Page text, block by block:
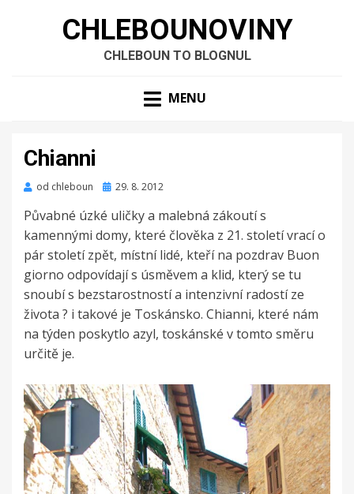
CHLEBOUNOVINY
CHLEBOUN TO BLOGNUL
MENU
Chianni
od chleboun
Zveřejněno
29. 8. 2012
Půvabné úzké uličky a malebná zákoutí s
kamennými domy, které člověka z 21. století vrací o
pár století zpět, místní lidé, kteří na pozdrav Buon
giorno odpovídají s úsměvem a klid, který se tu
snoubí s bezstarostností a intenzivní radostí ze
života ? i takové je Toskánsko. Chianni, které nám
na týden poskytlo azyl, toskánské v tomto směru
určitě je.